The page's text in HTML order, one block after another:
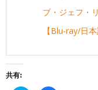
ブ・ジェフ・
【Blu-ray/日
共有: